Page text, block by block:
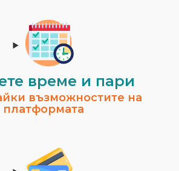
време и пари
възможностите на
платформата